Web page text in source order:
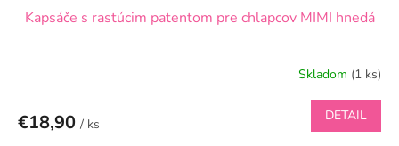
Kapsáče s rastúcim patentom pre chlapcov MIMI hnedá
Skladom (1 ks)
€18,90 / ks
DETAIL